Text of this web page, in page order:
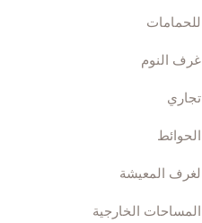
للحمامات
غرف النوم
تجاري
الحوائط
لغرف المعيشة
المساحات الخارجية